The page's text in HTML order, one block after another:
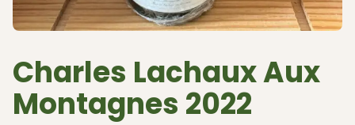
Charles Lachaux Aux
Montagnes 2022